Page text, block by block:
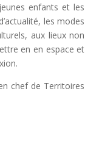
enfants et les
les modes
aux lieux non
en en espace et
chef de Territoires